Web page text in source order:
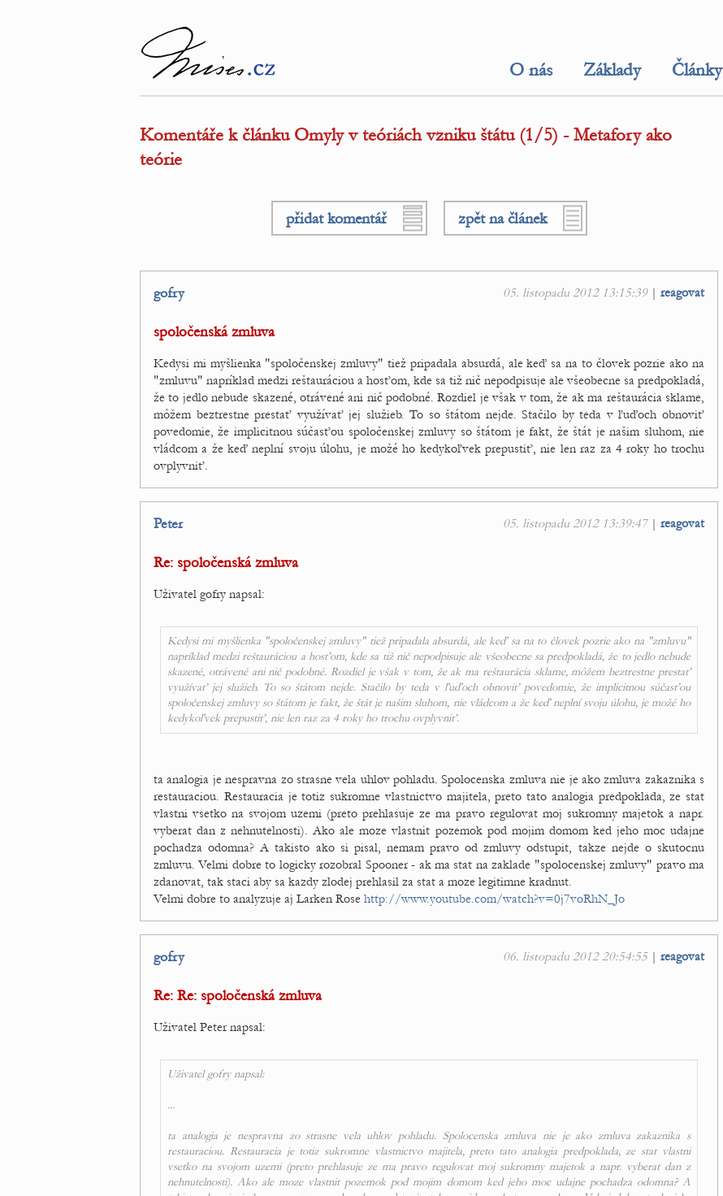
O nás Základy Články
Komentáře k článku Omyly v teóriách vzniku štátu (1/5) - Metafory ako
teórie
přidat komentář zpět na článek
05. listopadu 2012 13:15:39| reagovat
gofry
spoločenská zmluva
Kedysi mi myšlienka "spoločenskej zmluvy" tiež pripadala absurdá, ale keď sa na to človek pozrie ako na
"zmluvu" napríklad medzi reštauráciou a hosťom, kde sa tiž nič nepodpisuje ale všeobecne sa predpokladá,
že to jedlo nebude skazené, otrávené ani nič podobné. Rozdiel je však v tom, že ak ma reštaurácia sklame,
môžem beztrestne prestať využívať jej služieb. To so štátom nejde. Stačilo by teda v ľuďoch obnoviť
povedomie, že implicitnou súčasťou spoločenskej zmluvy so štátom je fakt, že štát je našim sluhom, nie
vládcom a že keď neplní svoju úlohu, je možé ho kedykoľvek prepustiť, nie len raz za 4 roky ho trochu
ovplyvniť.
05. listopadu 2012 13:39:47| reagovat
Peter
Re: spoločenská zmluva
Uživatel gofry napsal:
Kedysi mi myšlienka "spoločenskej zmluvy" tiež pripadala absurdá, ale keď sa na to človek pozrie ako na "zmluvu"
napríklad medzi reštauráciou a hosťom, kde sa tiž nič nepodpisuje ale všeobecne sa predpokladá, že to jedlo nebude
skazené, otrávené ani nič podobné. Rozdiel je však v tom, že ak ma reštaurácia sklame, môžem beztrestne prestať
využívať jej služieb. To so štátom nejde. Stačilo by teda v ľuďoch obnoviť povedomie, že implicitnou súčasťou
spoločenskej zmluvy so štátom je fakt, že štát je našim sluhom, nie vládcom a že keď neplní svoju úlohu, je možé ho
kedykoľvek prepustiť, nie len raz za 4 roky ho trochu ovplyvniť.
ta analogia je nespravna zo strasne vela uhlov pohladu. Spolocenska zmluva nie je ako zmluva zakaznika s
restauraciou. Restauracia je totiz sukromne vlastnictvo majitela, preto tato analogia predpoklada, ze stat
vlastni vsetko na svojom uzemi (preto prehlasuje ze ma pravo regulovat moj sukromny majetok a napr.
vyberat dan z nehnutelnosti). Ako ale moze vlastnit pozemok pod mojim domom ked jeho moc udajne
pochadza odomna? A takisto ako si pisal, nemam pravo od zmluvy odstupit, takze nejde o skutocnu
zmluvu. Velmi dobre to logicky rozobral Spooner - ak ma stat na zaklade "spolocenskej zmluvy" pravo ma
zdanovat, tak staci aby sa kazdy zlodej prehlasil za stat a moze legitimne kradnut.
Velmi dobre to analyzuje aj Larken Rose http://www.youtube.com/watch?v=0j7voRhN_Jo
06. listopadu 2012 20:54:55| reagovat
gofry
Re: Re: spoločenská zmluva
Uživatel Peter napsal:
Uživatel gofry napsal:
...
ta analogia je nespravna zo strasne vela uhlov pohladu. Spolocenska zmluva nie je ako zmluva zakaznika s
restauraciou. Restauracia je totiz sukromne vlastnictvo majitela, preto tato analogia predpoklada, ze stat vlastni
vsetko na svojom uzemi (preto prehlasuje ze ma pravo regulovat moj sukromny majetok a napr. vyberat dan z
nehnutelnosti). Ako ale moze vlastnit pozemok pod mojim domom ked jeho moc udajne pochadza odomna? A